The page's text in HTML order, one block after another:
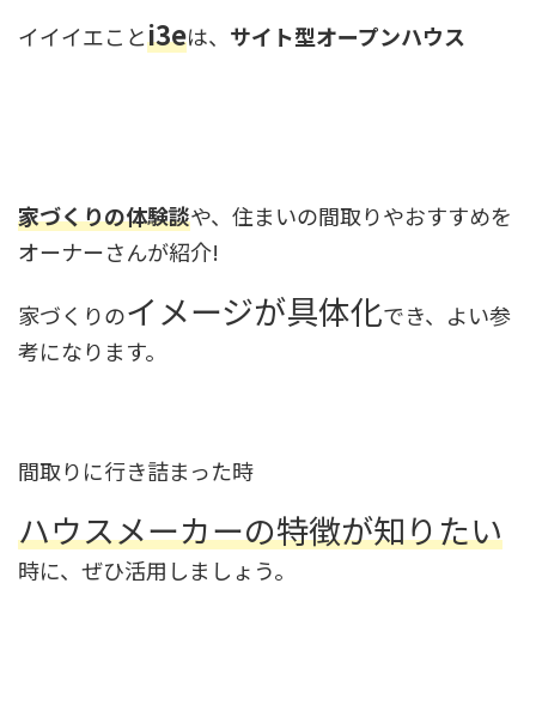
イイイエことi3eは、 サイト型オープンハウス
家づくりの体験談や、住まいの間取りやおすすめを
オーナーさんが紹介!
家づくりのイメージが具体化でき、よい参
考になります。
間取りに行き詰まった時
ハウスメーカーの特徴が知りたい
時に、ぜひ活用しましょう。